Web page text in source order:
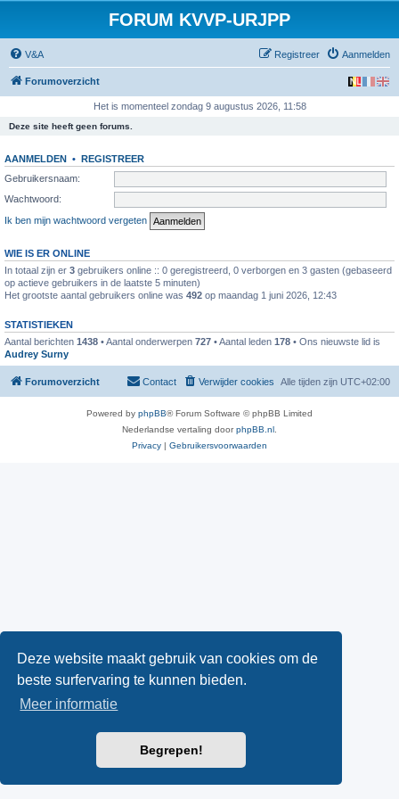
Deze website maakt gebruik van cookies om de
beste surfervaring te kunnen bieden.
Meer informatie
Begrepen!
FORUM KVVP-URJPP
V&A Aanmelden
Registreer
Forumoverzicht
Het is momenteel zondag 9 augustus 2026, 11:58
Deze site heeft geen forums.
AANMELDEN • REGISTREER
Gebruikersnaam:
Wachtwoord:
Ik ben mijn wachtwoord vergeten
WIE IS ER ONLINE
In totaal zijn er 3 gebruikers online :: 0 geregistreerd, 0 verborgen en 3 gasten (gebaseerd
op actieve gebruikers in de laatste 5 minuten)
Het grootste aantal gebruikers online was 492 op maandag 1 juni 2026, 12:43
STATISTIEKEN
Aantal berichten 1438 • Aantal onderwerpen 727 • Aantal leden 178 • Ons nieuwste lid is
Audrey Surny
Forumoverzicht Alle tijden zijn UTC+02:00
Verwijder cookies
Contact
Powered by phpBB® Forum Software © phpBB Limited
Nederlandse vertaling doorphpBB.nl
Privacy | Gebruikersvoorwaarden